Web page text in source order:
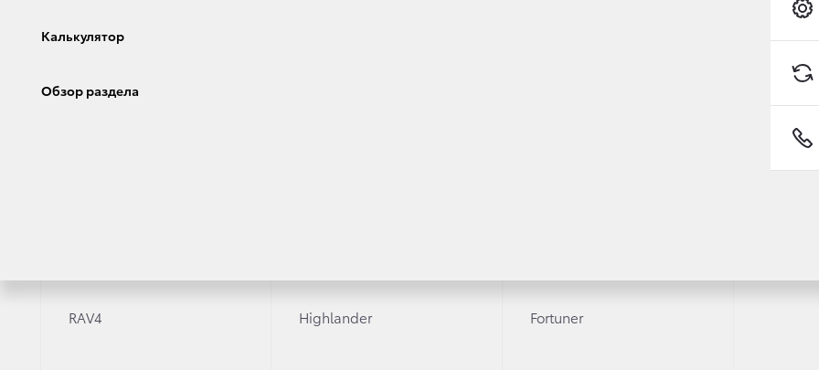
RAV4 Highlander Fortuner
Калькулятор
Обзор раздела
РЕАЛИЗАЦИЯ ОТЗЫВНОЙ КАМПАНИИ
АВТОМОБИЛЕЙ TOYOTA AVENSIS